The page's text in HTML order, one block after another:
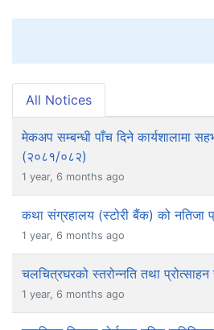
All Notices
मेकअप सम्बन्धी पाँच दिने कार्यशालामा
(२०८१/०८२)
1 year, 6 months ago
कथा संग्रहालय (स्टोरी बैंक) को नतिजा
1 year, 6 months ago
चलचित्रघरको स्तरोन्नति तथा
1 year, 6 months ago